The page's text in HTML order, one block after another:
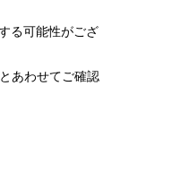
る可能性がござ
あわせてご確認